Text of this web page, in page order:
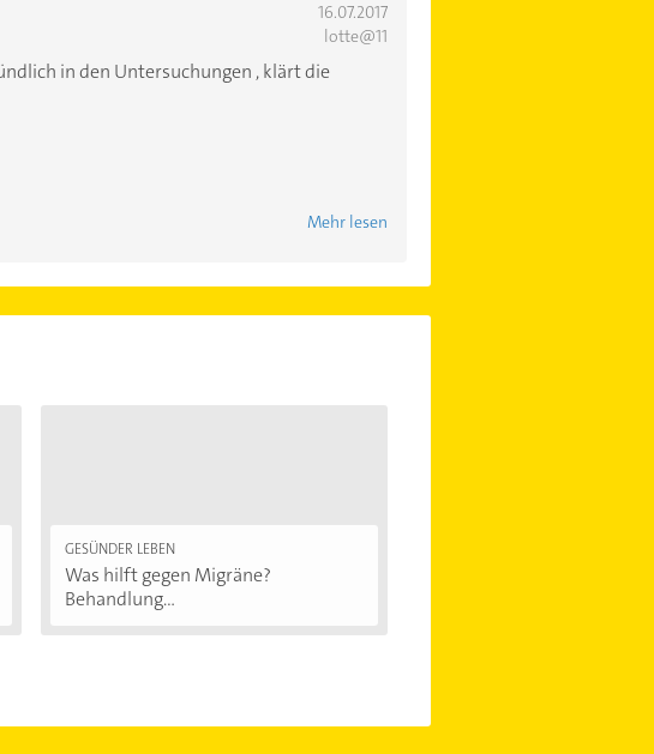
16.07.2017
lotte@11
in den Untersuchungen , klärt die
Mehr lesen
GESÜNDER LEBEN
Was hilft gegen Migräne?
Behandlung...